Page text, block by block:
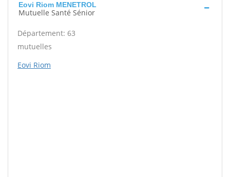
Eovi Riom MENETROL
Mutuelle Santé Sénior
Département: 63
mutuelles
Eovi Riom